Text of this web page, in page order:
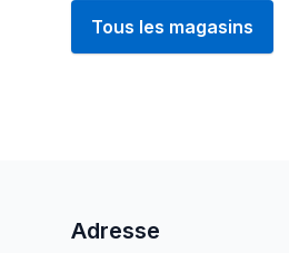
Tous les magasins
Adresse